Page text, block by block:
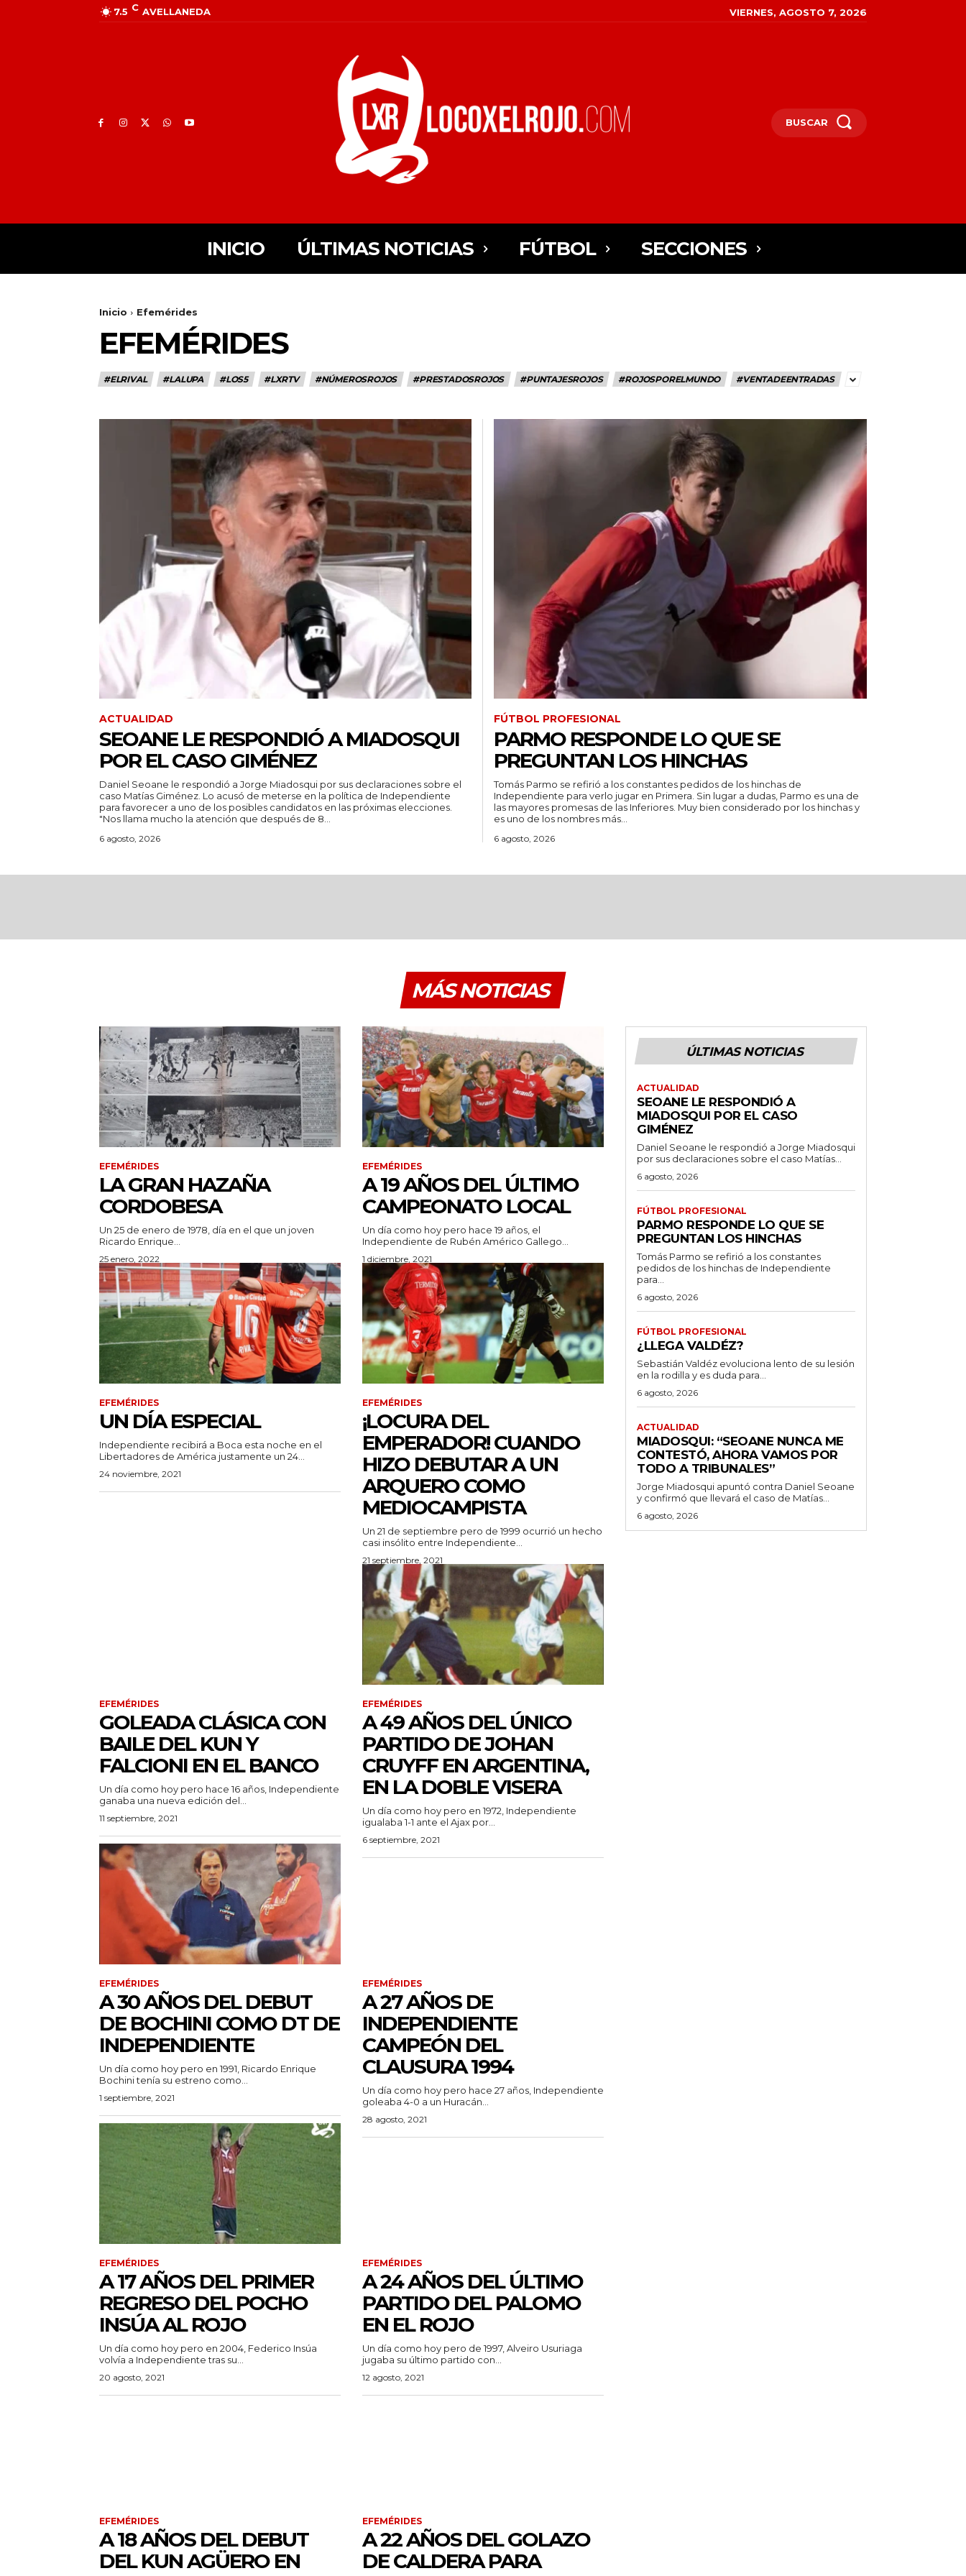
7.5 C AVELLANEDA VIERNES, AGOSTO 7, 2026
BUSCAR
INICIO ÚLTIMAS NOTICIAS FÚTBOL SECCIONES
Inicio Efemérides
EFEMÉRIDES
#ELRIVAL #LALUPA #LOS5 #LXRTV #NÚMEROSROJOS #PRESTADOSROJOS #PUNTAJESROJOS #ROJOSPORELMUNDO #VENTADEENTRADAS
ACTUALIDAD
SEOANE LE RESPONDIÓ A MIADOSQUI
POR EL CASO GIMÉNEZ
Daniel Seoane le respondió a Jorge Miadosqui por sus declaraciones sobre el
caso Matías Giménez. Lo acusó de meterse en la política de Independiente
para favorecer a uno de los posibles candidatos en las próximas elecciones.
"Nos llama mucho la atención que después de 8...
6 agosto, 2026
FÚTBOL PROFESIONAL
PARMO RESPONDE LO QUE SE
PREGUNTAN LOS HINCHAS
Tomás Parmo se refirió a los constantes pedidos de los hinchas de
Independiente para verlo jugar en Primera. Sin lugar a dudas, Parmo es una de
las mayores promesas de las Inferiores. Muy bien considerado por los hinchas y
es uno de los nombres más...
6 agosto, 2026
MÁS NOTICIAS
EFEMÉRIDES
LA GRAN HAZAÑA
CORDOBESA
Un 25 de enero de 1978, día en el que un joven
Ricardo Enrique...
25 enero, 2022
EFEMÉRIDES
A 19 AÑOS DEL ÚLTIMO
CAMPEONATO LOCAL
Un día como hoy pero hace 19 años, el
Independiente de Rubén Américo Gallego...
1 diciembre, 2021
EFEMÉRIDES
UN DÍA ESPECIAL
Independiente recibirá a Boca esta noche en el
Libertadores de América justamente un 24...
24 noviembre, 2021
EFEMÉRIDES
¡LOCURA DEL
EMPERADOR! CUANDO
HIZO DEBUTAR A UN
ARQUERO COMO
MEDIOCAMPISTA
Un 21 de septiembre pero de 1999 ocurrió un hecho
casi insólito entre Independiente...
21 septiembre, 2021
EFEMÉRIDES
GOLEADA CLÁSICA CON
BAILE DEL KUN Y
FALCIONI EN EL BANCO
Un día como hoy pero hace 16 años, Independiente
ganaba una nueva edición del...
11 septiembre, 2021
EFEMÉRIDES
A 49 AÑOS DEL ÚNICO
PARTIDO DE JOHAN
CRUYFF EN ARGENTINA,
EN LA DOBLE VISERA
Un día como hoy pero en 1972, Independiente
igualaba 1-1 ante el Ajax por...
6 septiembre, 2021
EFEMÉRIDES
A 30 AÑOS DEL DEBUT
DE BOCHINI COMO DT DE
INDEPENDIENTE
Un día como hoy pero en 1991, Ricardo Enrique
Bochini tenía su estreno como...
1 septiembre, 2021
EFEMÉRIDES
A 27 AÑOS DE
INDEPENDIENTE
CAMPEÓN DEL
CLAUSURA 1994
Un día como hoy pero hace 27 años, Independiente
goleaba 4-0 a un Huracán...
28 agosto, 2021
EFEMÉRIDES
A 17 AÑOS DEL PRIMER
REGRESO DEL POCHO
INSÚA AL ROJO
Un día como hoy pero en 2004, Federico Insúa
volvía a Independiente tras su...
20 agosto, 2021
EFEMÉRIDES
A 24 AÑOS DEL ÚLTIMO
PARTIDO DEL PALOMO
EN EL ROJO
Un día como hoy pero de 1997, Alveiro Usuriaga
jugaba su último partido con...
12 agosto, 2021
EFEMÉRIDES
A 18 AÑOS DEL DEBUT
DEL KUN AGÜERO EN
EFEMÉRIDES
A 22 AÑOS DEL GOLAZO
DE CALDERA PARA
ÚLTIMAS NOTICIAS
ACTUALIDAD
SEOANE LE RESPONDIÓ A
MIADOSQUI POR EL CASO
GIMÉNEZ
Daniel Seoane le respondió a Jorge Miadosqui
por sus declaraciones sobre el caso Matías...
6 agosto, 2026
FÚTBOL PROFESIONAL
PARMO RESPONDE LO QUE SE
PREGUNTAN LOS HINCHAS
Tomás Parmo se refirió a los constantes
pedidos de los hinchas de Independiente
para...
6 agosto, 2026
FÚTBOL PROFESIONAL
¿LLEGA VALDÉZ?
Sebastián Valdéz evoluciona lento de su lesión
en la rodilla y es duda para...
6 agosto, 2026
ACTUALIDAD
MIADOSQUI: “SEOANE NUNCA ME
CONTESTÓ, AHORA VAMOS POR
TODO A TRIBUNALES”
Jorge Miadosqui apuntó contra Daniel Seoane
y confirmó que llevará el caso de Matías...
6 agosto, 2026